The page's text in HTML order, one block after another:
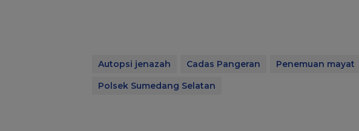
Autopsi jenazah Cadas Pangeran Penemuan mayat
Polsek Sumedang Selatan